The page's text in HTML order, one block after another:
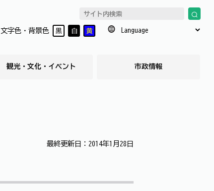
文字色・背景色 黒 白 黄
観光・文化・イベント 市政情報
最終更新日：2014年1月28日